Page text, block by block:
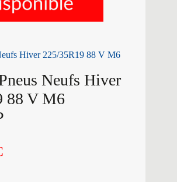
Hiver 225/35R19 88 V M6
Neufs Hiver
88 V M6